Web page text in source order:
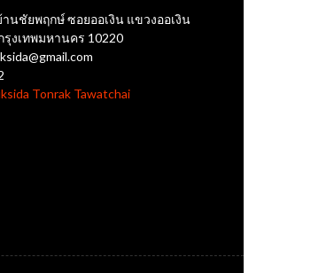
นชัยพฤกษ์ ซอยออเงิน แขวงออเงิน
รุงเทพมหานคร 10220
Tonrak Tawatchai